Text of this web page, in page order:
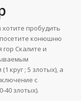
пробудить
посетите конюшню
Скалите и
круг ; 5 злотых), а
с
40 злотых).